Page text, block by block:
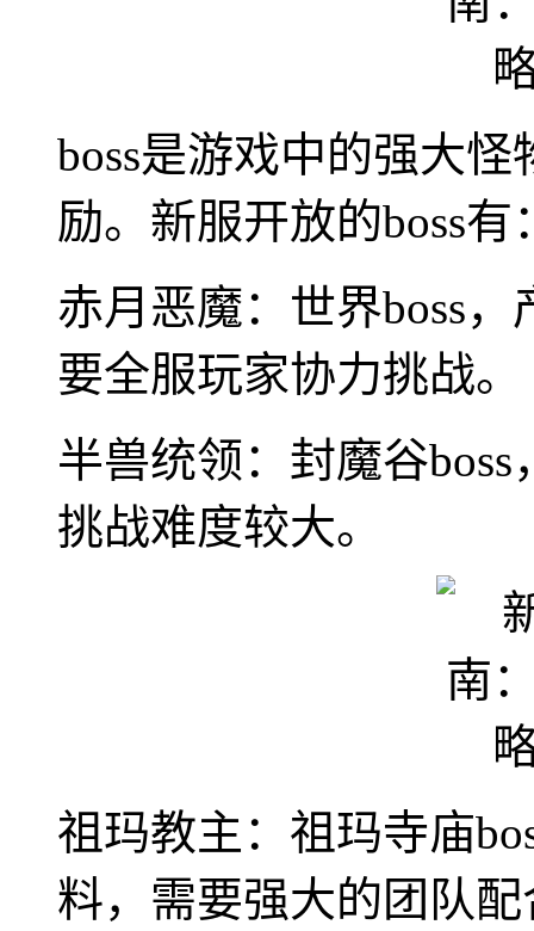
boss是游戏中的强大
励。新服开放的boss有
赤月恶魔：世界boss
要全服玩家协力挑战。
半兽统领：封魔谷
挑战难度较大。
祖玛教主：祖玛寺庙
料，需要强大的团队